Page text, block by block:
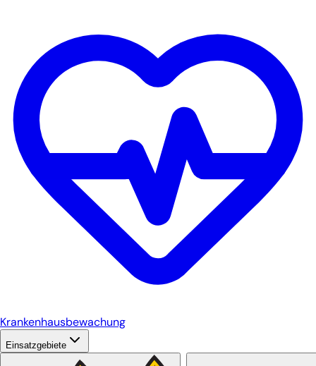
Krankenhausbewachung
Einsatzgebiete